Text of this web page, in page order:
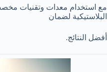
مع استخدام معدات وتقنيات
البلاستيكية لضمان
أفضل النتائج.